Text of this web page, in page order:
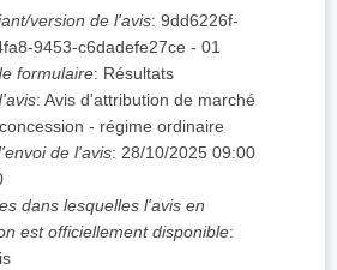
version de l'avis: 9dd6226f-
9453-c6dadefe27ce - 01
formulaire: Résultats
: Avis d'attribution de marché
- régime ordinaire
de l'avis: 28/10/2025 09:00
dans lesquelles l'avis en
est officiellement disponible: